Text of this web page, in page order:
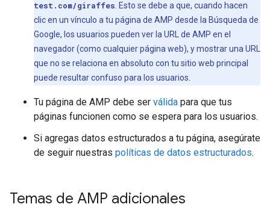
test.com/giraffes . Esto se debe a que, cuando hacen
clic en un vínculo a tu página de AMP desde la Búsqueda de
Google, los usuarios pueden ver la URL de AMP en el
navegador (como cualquier página web), y mostrar una URL
que no se relaciona en absoluto con tu sitio web principal
puede resultar confuso para los usuarios.
Tu página de AMP debe ser válida para que tus
páginas funcionen como se espera para los usuarios.
Si agregas datos estructurados a tu página, asegúrate
de seguir nuestras políticas de datos estructurados.
Temas de AMP adicionales